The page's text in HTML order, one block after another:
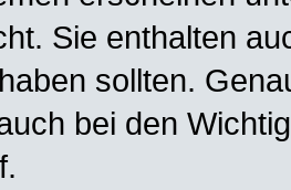
Sie enthalten
sollten.
bei den